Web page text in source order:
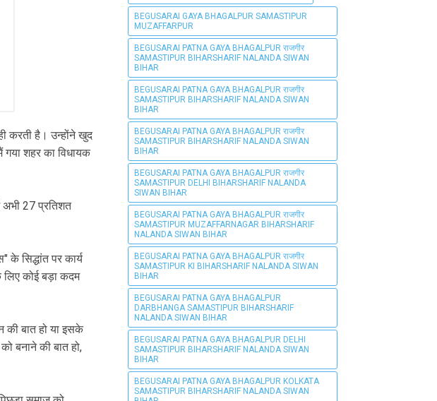
करती है। उन्होंने खुद
शहर का विधायक
अभी 27 प्रतिशत
के सिद्धांत पर कार्य
लिए कोई बड़ा कदम
की बात हो या इसके
बनाने की बात हो,
BEGUSARAI GAYA BHAGALPUR SAMASTIPUR
MUZAFFARPUR
BEGUSARAI PATNA GAYA BHAGALPUR राजगीर
SAMASTIPUR BIHARSHARIF NALANDA SIWAN
BIHAR
BEGUSARAI PATNA GAYA BHAGALPUR राजगीर
SAMASTIPUR BIHARSHARIF NALANDA SIWAN
BIHAR
BEGUSARAI PATNA GAYA BHAGALPUR राजगीर
SAMASTIPUR BIHARSHARIF NALANDA SIWAN
BIHAR
BEGUSARAI PATNA GAYA BHAGALPUR राजगीर
SAMASTIPUR DELHI BIHARSHARIF NALANDA
SIWAN BIHAR
BEGUSARAI PATNA GAYA BHAGALPUR राजगीर
SAMASTIPUR MUZAFFARNAGAR BIHARSHARIF
NALANDA SIWAN BIHAR
BEGUSARAI PATNA GAYA BHAGALPUR राजगीर
SAMASTIPUR KI BIHARSHARIF NALANDA SIWAN
BIHAR
BEGUSARAI PATNA GAYA BHAGALPUR
DARBHANGA SAMASTIPUR BIHARSHARIF
NALANDA SIWAN BIHAR
BEGUSARAI PATNA GAYA BHAGALPUR DELHI
SAMASTIPUR BIHARSHARIF NALANDA SIWAN
BIHAR
BEGUSARAI PATNA GAYA BHAGALPUR KOLKATA
SAMASTIPUR BIHARSHARIF NALANDA SIWAN